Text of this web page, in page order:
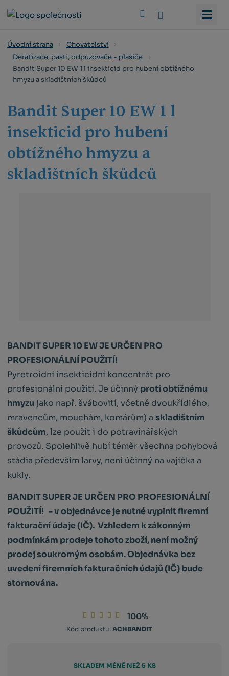
Úvodní strana
Chovatelství
Deratizace, pasti, odpuzovače - plašiče
Bandit Super 10 EW 1 l insekticid pro hubení obtížného
hmyzu a skladištních škůdců
Bandit Super 10 EW 1 l
insekticid pro hubení
obtížného hmyzu a
skladištních škůdců
BANDIT SUPER 10 EW JE URČEN PRO
PROFESIONÁLNÍ POUŽITÍ!
Pyretroidní insekticidní koncentrát pro
profesionální použití. Je účinný proti obtížnému
hmyzu jako např. švábovití, včetně dvoukřídlého,
mravencům, mouchám, komárům) askladištním
škůdcům, lze použít i do potravinářských
provozů. Spolehlivě hubí téměr všechna pohybová
stádia především larvy, není účinný na vajíčka a
kukly.
BANDIT SUPER JE URČEN PRO PROFESIONÁLNÍ
POUŽITÍ! - v objednávce je nutné vyplnit firemní
fakturační údaje (IČ). Vzhledem k zákonným
podmínkám prodeje tohoto zboží, není možný
prodej soukromým osobám. Objednávka bez
uvedení firemních fakturačních údajů (IČ) bude
stornována.
100%
Kód produktu: ACHBANDIT
SKLADEM MÉNĚ NEŽ 5 KS